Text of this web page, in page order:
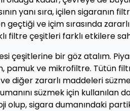
yanı sıra, içilen sigaranın
geçtiği ve içim sırasında
filtre çeşitleri farklı etkilere
çeşitlerine bir göz atalım.
pamuk ve mikrofiltre. Tütün
diğer zararlı maddeleri
süzmek için
olup, sigara dumanındaki